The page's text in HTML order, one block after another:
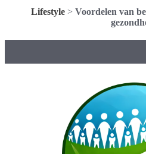
Lifestyle> Voordelen van